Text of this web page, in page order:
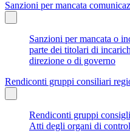
Sanzioni per mancata
Sanzioni per mancata o
parte dei titolari di
direzione o di governo
Rendiconti gruppi consiliari
Rendiconti gruppi
Atti degli organi di